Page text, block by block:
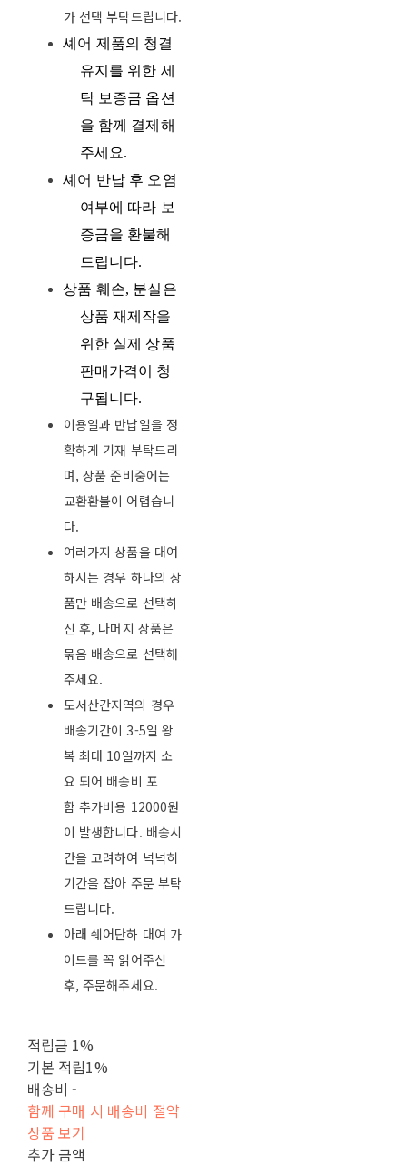
가 선택 부탁드립니다.
셰어 제품의 청결
유지를 위한 세
탁 보증금 옵션
을 함께 결제해
주세요.
셰어 반납 후 오염
여부에 따라 보
증금을 환불해
드립니다.
상품 훼손, 분실은
상품재제작을
위한 실제 상품
판매가격이 청
구됩니다.
이용일과 반납일을 정
확하게 기재 부탁드리
며, 상품 준비중에는
교환환불이 어렵습니
다.
여러가지 상품을 대여
하시는 경우 하나의 상
품만 배송으로 선택하
신 후, 나머지 상품은
묶음 배송으로 선택해
주세요.
도서산간지역의 경우
배송기간이 3-5일 왕
복 최대 10일까지 소
요 되어 배송비 포
함 추가비용 12000원
이 발생합니다. 배송시
간을 고려하여 넉넉히
기간을 잡아 주문 부탁
드립니다.
아래 쉐어단하 대여 가
이드를 꼭 읽어주신
후, 주문해주세요.
적립금 1%
기본 적립1%
배송비-
함께 구매 시 배송비 절약
상품 보기
추가 금액